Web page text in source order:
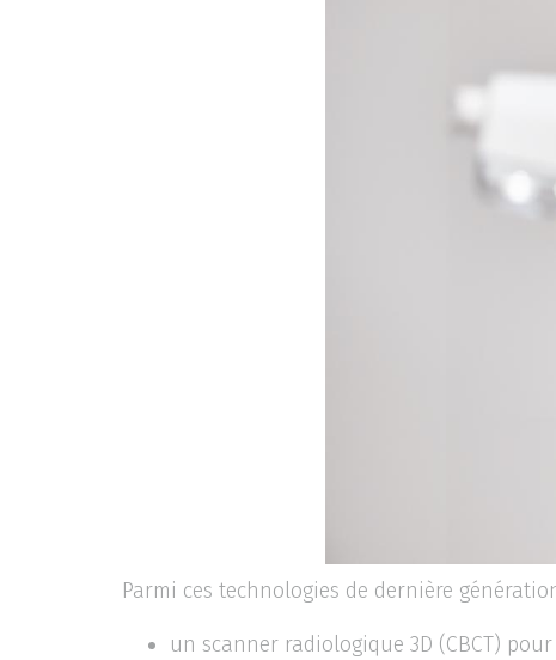
Parmi ces technologies de dernière
un scanner radiologique 3D (CBCT)